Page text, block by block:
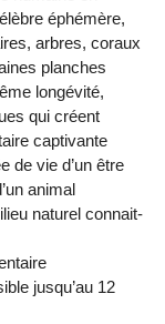
éphémère,
arbres, coraux
planches
longévité,
qui créent
captivante
de vie d’un être
animal
naturel connait-
jusqu’au 12